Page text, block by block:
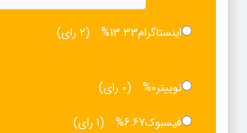
اینستاگرام13.33% (2 رای)
توییتر0%
(0 رای)
فیسبوک6.67% (1 رای)